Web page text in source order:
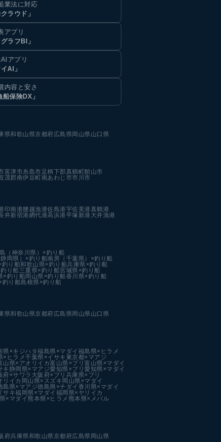
業法に対応
ラウド」
アプリ
ラフBI」
アプリ
イAI」
内容と安さ
船保険DX」
県和歌山県京都府広島県岡山県 山口県
富津市糸島市 足柄下郡真鶴町館山市
茂郡南伊豆町南あわじ市市川市
印南港腰越漁港佐島港宇佐美港真鶴港
井新宿港網代港高浜港平塚新港 大井漁港
（神奈川県）×釣り船
岡県）×釣り船南房（千葉県）×釣り船
釣り船和歌山県×釣り船兵庫県×釣り船
り船 三重県×釣り船宮城県×釣り船
×釣り船岡山県×釣り船香川県×釣り船
釣り船島根県×釣り船
県和歌山県京都府広島県岡山県 山口県
県×キジハタ福島県×マダイ 福島県×ヒラメ
×ヒラメ千葉県×イサキ 東京都×マアジ
山県×アオリイカ富山県×ブリ 富山県×マダイ
キ静岡県×マアジ愛知県×ブリ 愛知県×マダイ
府×サワラ 大阪府×ブリ 兵庫県×ブリ
リイカ 岡山県×スズキ岡山県×マダイ
島県×マアジ徳島県×チダイ 香川県×マダイ
サキ福岡県×マダイ 福岡県×ヤリイカ
×マダイ 熊本県×ヒラメ 熊本県×メバル
府兵庫県和歌山県京都府広島県 岡山県